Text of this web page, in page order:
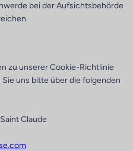
bei der Aufsichtsbehörde
zu unserer Cookie-Richtlinie
uns bitte über die folgenden
Claude